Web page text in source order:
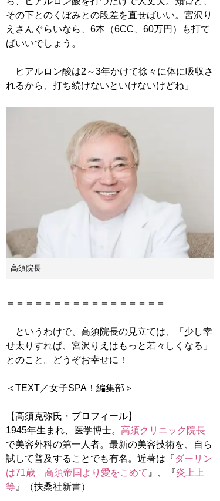
その下とのくぼみとの段差を直せばいい。宮沢り
えさんぐらいなら、6本（6CC、60万円）も打て
ばいいでしょう。
ヒアルロン酸は2～3年かけて徐々に体に吸収さ
れるから、打ち続けないといけないけどね」
高須院長
＝＝＝＝＝＝＝＝＝＝＝＝＝＝＝＝＝
というわけで、高須院長の見立ては、「少し幸
せ太りすれば、宮沢りえはもっと若々しくなる」
とのこと。どうぞお幸せに！
＜TEXT／女子SPA！編集部＞
【高須克弥氏・プロフィール】
1945年生まれ、医学博士。 高須クリニック院長
で美容外科の第一人者。最新の美容技術を、自ら
試して普及することでも有名。近著は『ダーリン
は71歳 高須帝国より愛をこめて 』、『炎上上
等 』（扶桑社新書）